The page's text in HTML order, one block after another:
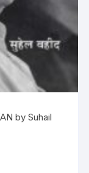
by Suhail